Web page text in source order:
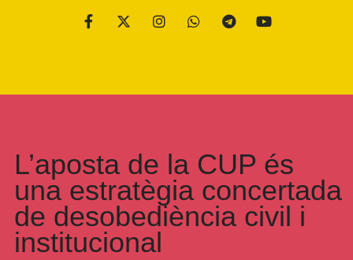
L’aposta de la CUP és
una estratègia concertada
de desobediència civil i
institucional